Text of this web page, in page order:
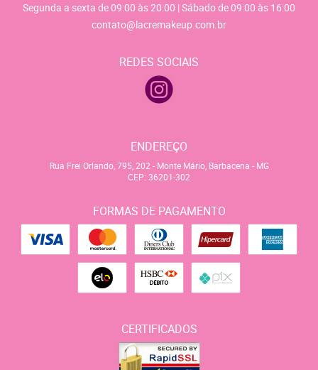
Segunda a sexta de 09:00 às 20:00 | Sábado de 09:00 às 16:00
contato@lacremakeup.com.br
REDES SOCIAIS
ENDEREÇO
Rua Frei Orlando, 795, 202 - Monte Mário, Barbacena - MG
CEP: 36201-302
FORMAS DE PAGAMENTO
CERTIFICADOS